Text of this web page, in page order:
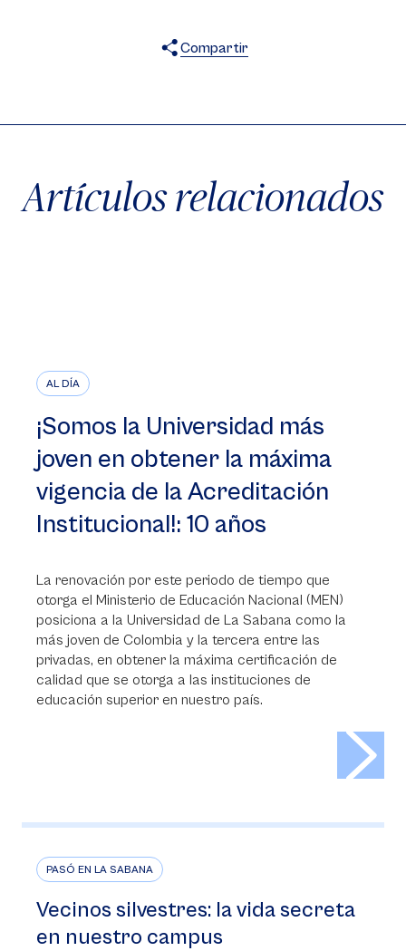
Compartir
Artículos relacionados
AL DÍA
¡Somos la Universidad más
joven en obtener la máxima
vigencia de la Acreditación
Institucional!: 10 años
La renovación por este periodo de tiempo que
otorga el Ministerio de Educación Nacional (MEN)
posiciona a la Universidad de La Sabana como la
más joven de Colombia y la tercera entre las
privadas, en obtener la máxima certificación de
calidad que se otorga a las instituciones de
educación superior en nuestro país.
PASÓ EN LA SABANA
Vecinos silvestres: la vida secreta
en nuestro campus